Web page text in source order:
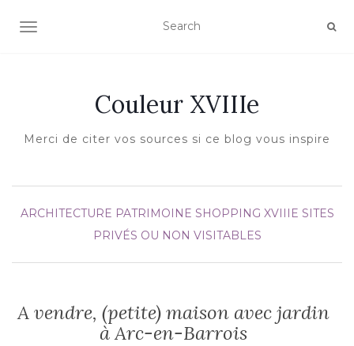
AFFICHER/MASQUER LA NAVIGATION
Couleur XVIIIe
Merci de citer vos sources si ce blog vous inspire
ARCHITECTURE PATRIMOINE SHOPPING XVIIIE SITES
PRIVÉS OU NON VISITABLES
A vendre, (petite) maison avec jardin
à Arc-en-Barrois